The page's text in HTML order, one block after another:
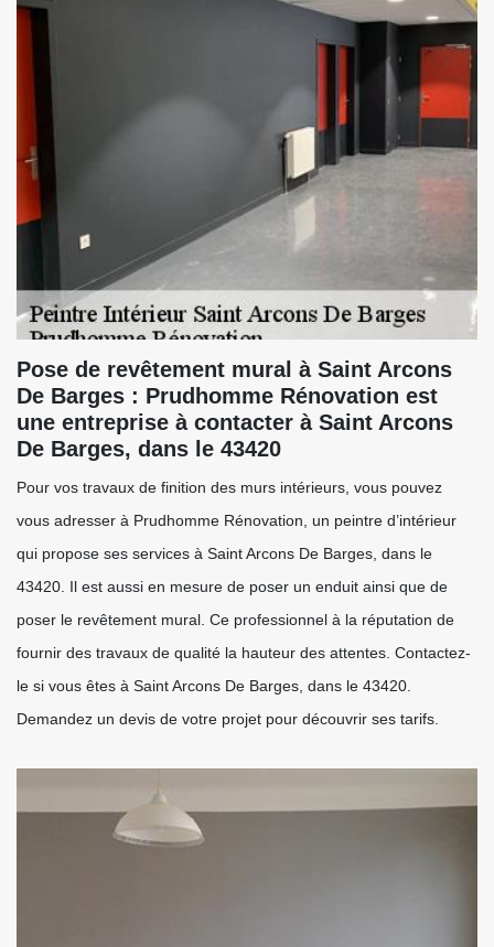
Pose de revêtement mural à Saint Arcons
De Barges : Prudhomme Rénovation est
une entreprise à contacter à Saint Arcons
De Barges, dans le 43420
Pour vos travaux de finition des murs intérieurs, vous pouvez
vous adresser à Prudhomme Rénovation, un peintre d’intérieur
qui propose ses services à Saint Arcons De Barges, dans le
43420. Il est aussi en mesure de poser un enduit ainsi que de
poser le revêtement mural. Ce professionnel à la réputation de
fournir des travaux de qualité la hauteur des attentes. Contactez-
le si vous êtes à Saint Arcons De Barges, dans le 43420.
Demandez un devis de votre projet pour découvrir ses tarifs.